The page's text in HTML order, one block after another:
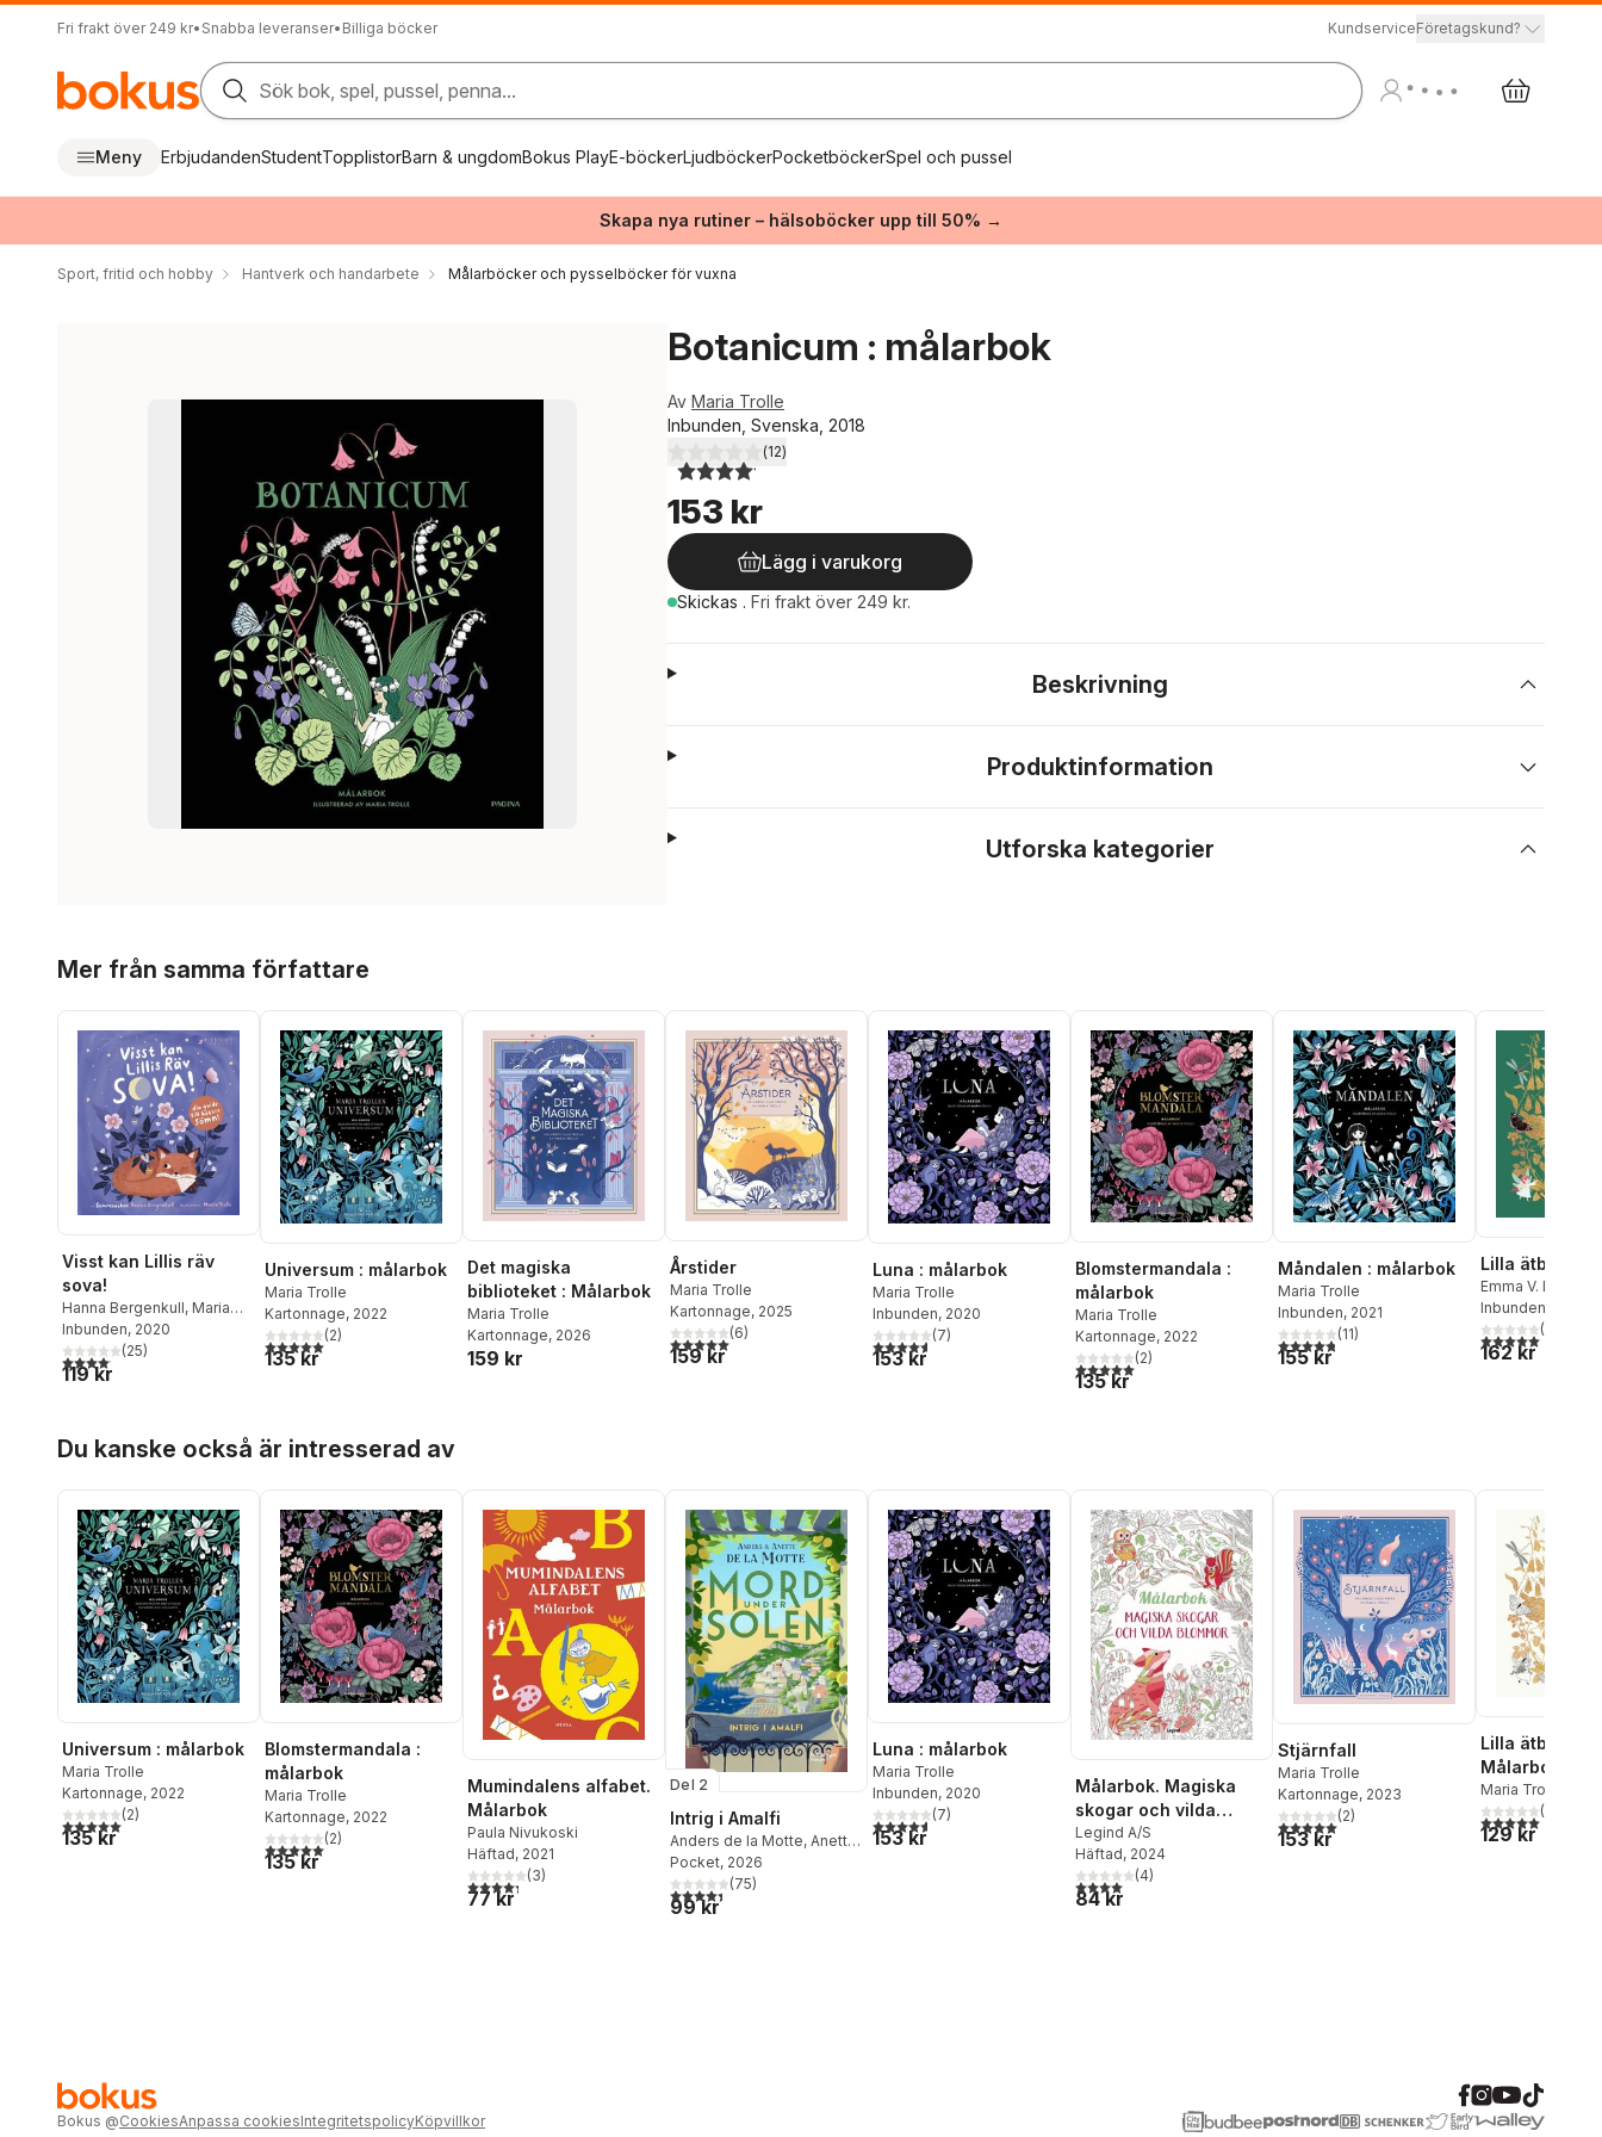
Fri frakt över 249 kr• Snabba leveranser• Billiga böcker KundserviceFöretagskund?
Sök bok, spel, pussel, penna...
Meny ErbjudandenStudentTopplistorBarn & ungdomBokus PlayE-böckerLjudböckerPocketböckerSpel och pussel
Skapa nya rutiner – hälsoböcker upp till 50% →
Sport, fritid och hobby Hantverk och handarbete Målarböcker och pysselböcker för vuxna
Botanicum : målarbok
Av Maria Trolle
Inbunden, Svenska, 2018
4,1utav 5 stjärnor. Totalt antal röster:
(12)
153 kr
Lägg i varukorg
Skickas . Fri frakt över 249 kr.
Beskrivning
Produktinformation
Utforska kategorier
Mer från samma författare
Visst kan Lillis räv
sova!
Hanna Bergenkull, Maria
Trolle
Inbunden, 2020
4,1utav 5 stjärnor. Totalt antal röster:
(25)
119 kr
Universum : målarbok
Maria Trolle
Kartonnage, 2022
5,0utav 5 stjärnor. Totalt antal röster:
(2)
135 kr
Det magiska
biblioteket : Målarbok
Maria Trolle
Kartonnage, 2026
159 kr
Årstider
Maria Trolle
Kartonnage, 2025
5,0utav 5 stjärnor. Totalt antal röster:
(6)
159 kr
Luna : målarbok
Maria Trolle
Inbunden, 2020
4,6utav 5 stjärnor. Totalt antal röster:
(7)
153 kr
Blomstermandala :
målarbok
Maria Trolle
Kartonnage, 2022
5,0utav 5 stjärnor. Totalt antal röster:
(2)
135 kr
Måndalen : målarbok
Maria Trolle
Inbunden, 2021
4,8utav 5 stjärnor. Totalt antal röster:
(11)
155 kr
Lilla ätbara
Emma V. Larsson
Trolle
Inbunden
5,0utav 5(
162 kr
Du kanske också är intresserad av
Universum : målarbok
Maria Trolle
Kartonnage, 2022
5,0utav 5 stjärnor. Totalt antal röster:
(2)
135 kr
Blomstermandala :
målarbok
Maria Trolle
Kartonnage, 2022
5,0utav 5 stjärnor. Totalt antal röster:
(2)
135 kr
Mumindalens alfabet.
Målarbok
Paula Nivukoski
Häftad, 2021
4,3utav 5 stjärnor. Totalt antal röster:
(3)
77 kr
Del 2
Intrig i Amalfi
Anders de la Motte, Anette
de la Motte
Pocket, 2026
4,4utav 5 stjärnor. Totalt antal röster:
(75)
99 kr
Luna : målarbok
Maria Trolle
Inbunden, 2020
4,6utav 5 stjärnor. Totalt antal röster:
(7)
153 kr
Målarbok. Magiska
skogar och vilda
blommor
Legind A/S
Häftad, 2024
4,0utav 5 stjärnor. Totalt antal röster:
(4)
84 kr
Stjärnfall
Maria Trolle
Kartonnage, 2023
5,0utav 5 stjärnor. Totalt antal röster:
(2)
153 kr
Lilla ätbara
Målarbok
Maria Trolle
Larsson
5,0utav 5(
129 kr
Bokus @CookiesAnpassa cookiesIntegritetspolicyKöpvillkor